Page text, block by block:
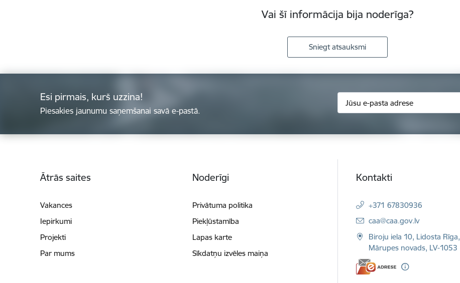
Vai šī informācija bija noderīga?
Sniegt atsauksmi
Esi pirmais, kurš uzzina!
Piesakies jaunumu saņemšanai savā e-pastā.
Ātrās saites
Vakances
Iepirkumi
Projekti
Par mums
Noderīgi
Privātuma politika
Piekļūstamība
Lapas karte
Sīkdatņu izvēles maiņa
Kontakti
+371 67830936
E-pasts:
caa@caa.gov.lv
Biroju iela 10, Lidosta Rīga,
Mārupes novads, LV-1053